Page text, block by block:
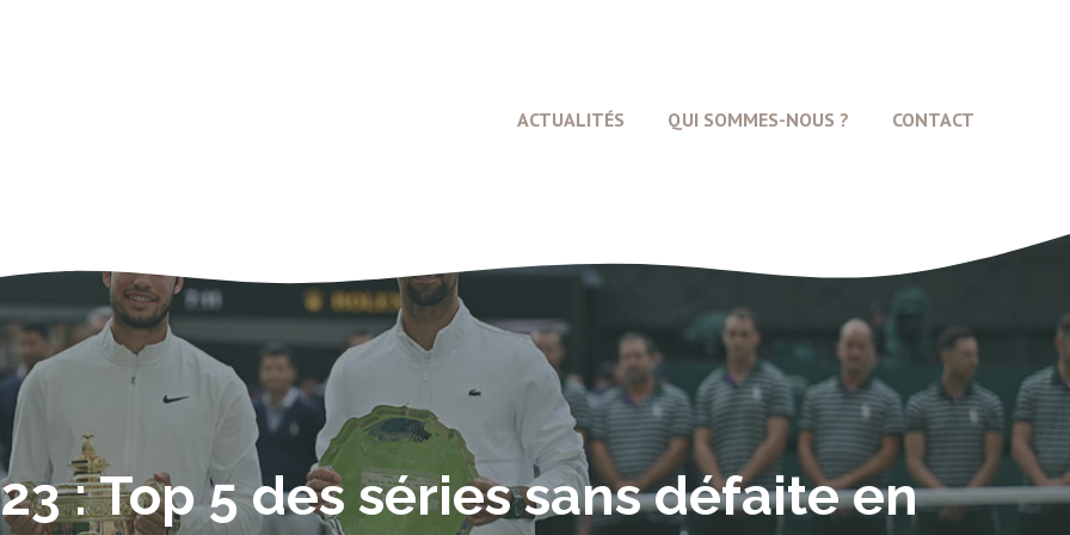
ACTUALITÉS QUI SOMMES-NOUS ? CONTACT
: Top 5 des séries sans défaite en